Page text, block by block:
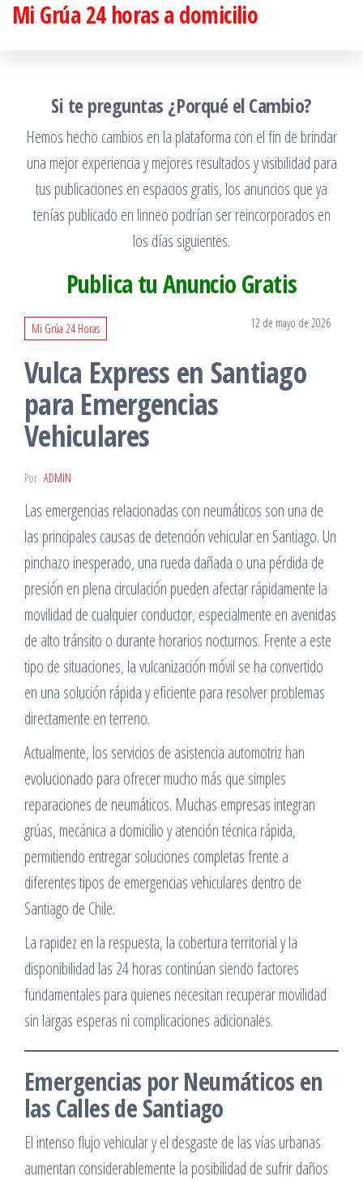
SaltarMi Grúa 24 horas a domicilio
Si te preguntas ¿Porqué el Cambio?
Hemos hecho cambios en la plataforma con el fin de brindar
una mejor experiencia y mejores resultados y visibilidad para
tus publicaciones en espacios gratis, los anuncios que ya
tenías publicado en linneo podrían ser reincorporados en
los días siguientes.
Publica tu Anuncio Gratis
Mi Grúa 24 Horas 12 de mayo de 2026
Vulca Express en Santiago
para Emergencias
Vehiculares
Por ADMIN
Las emergencias relacionadas con neumáticos son una de
las principales causas de detención vehicular en Santiago. Un
pinchazo inesperado, una rueda dañada o una pérdida de
presión en plena circulación pueden afectar rápidamente la
movilidad de cualquier conductor, especialmente en avenidas
de alto tránsito o durante horarios nocturnos. Frente a este
tipo de situaciones, la vulcanización móvil se ha convertido
en una solución rápida y eficiente para resolver problemas
directamente en terreno.
Actualmente, los servicios de asistencia automotriz han
evolucionado para ofrecer mucho más que simples
reparaciones de neumáticos. Muchas empresas integran
grúas, mecánica a domicilio y atención técnica rápida,
permitiendo entregar soluciones completas frente a
diferentes tipos de emergencias vehiculares dentro de
Santiago de Chile.
La rapidez en la respuesta, la cobertura territorial y la
disponibilidad las 24 horas continúan siendo factores
fundamentales para quienes necesitan recuperar movilidad
sin largas esperas ni complicaciones adicionales.
Emergencias por Neumáticos en
las Calles de Santiago
El intenso flujo vehicular y el desgaste de las vías urbanas
aumentan considerablemente la posibilidad de sufrir daños